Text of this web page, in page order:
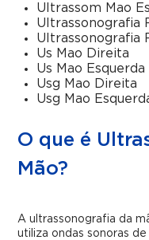
Ultrassom Mao
Ultrassonografia
Ultrassonografia
Us Mao Direita
Us Mao Esquerda
Usg Mao Direita
Usg Mao
O que é
Mão?
A ultrassonografia da
utiliza ondas sonoras